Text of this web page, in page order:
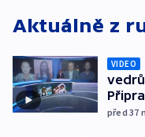
Aktuálně z
VIDEO
před 37